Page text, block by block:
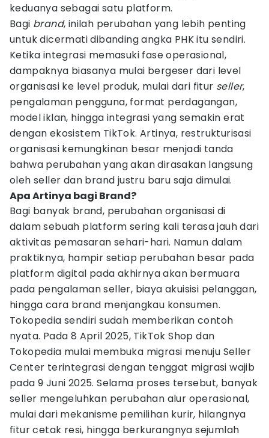
keduanya sebagai satu platform.
Bagi brand, inilah perubahan yang lebih penting
untuk dicermati dibanding angka PHK itu sendiri.
Ketika integrasi memasuki fase operasional,
dampaknya biasanya mulai bergeser dari level
organisasi ke level produk, mulai dari fitur seller,
pengalaman pengguna, format perdagangan,
model iklan, hingga integrasi yang semakin erat
dengan ekosistem TikTok. Artinya, restrukturisasi
organisasi kemungkinan besar menjadi tanda
bahwa perubahan yang akan dirasakan langsung
oleh seller dan brand justru baru saja dimulai.
Apa Artinya bagi Brand?
Bagi banyak brand, perubahan organisasi di
dalam sebuah platform sering kali terasa jauh dari
aktivitas pemasaran sehari-hari. Namun dalam
praktiknya, hampir setiap perubahan besar pada
platform digital pada akhirnya akan bermuara
pada pengalaman seller, biaya akuisisi pelanggan,
hingga cara brand menjangkau konsumen.
Tokopedia sendiri sudah memberikan contoh
nyata. Pada 8 April 2025, TikTok Shop dan
Tokopedia mulai membuka migrasi menuju Seller
Center terintegrasi dengan tenggat migrasi wajib
pada 9 Juni 2025. Selama proses tersebut, banyak
seller mengeluhkan perubahan alur operasional,
mulai dari mekanisme pemilihan kurir, hilangnya
fitur cetak resi, hingga berkurangnya sejumlah